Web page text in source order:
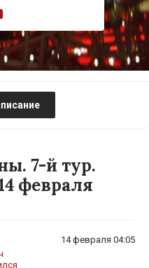
7-й тур.
февраля
14 февраля 04:05